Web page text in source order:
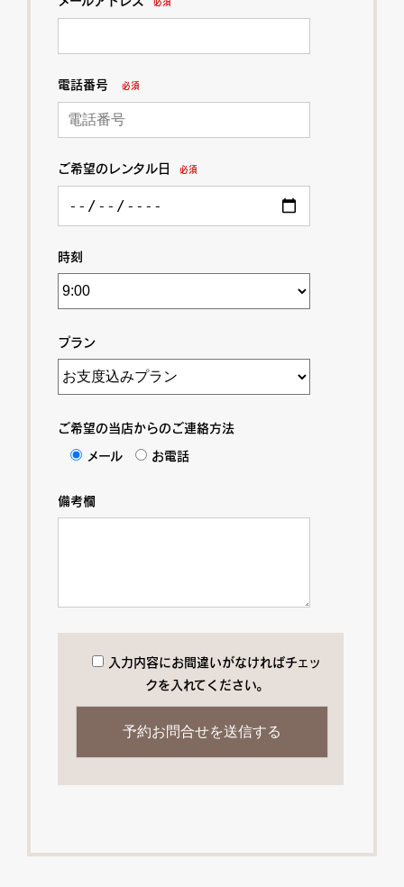
電話番号 必須
ご希望のレンタル日 必須
時刻
プラン
ご希望の当店からのご連絡方法
メール お電話
備考欄
入力内容にお間違いがなければチェッ
クを入れてください。